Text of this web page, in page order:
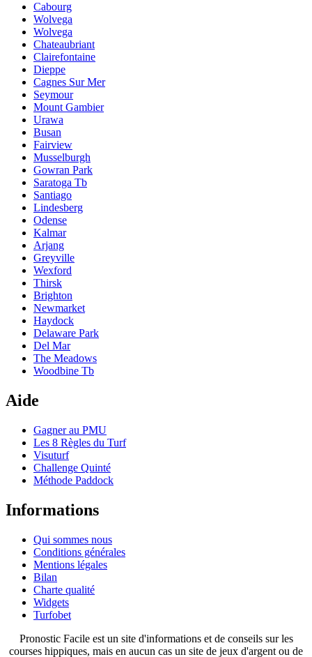
Cabourg
Wolvega
Wolvega
Chateaubriant
Clairefontaine
Dieppe
Cagnes Sur Mer
Seymour
Mount Gambier
Urawa
Busan
Fairview
Musselburgh
Gowran Park
Saratoga Tb
Santiago
Lindesberg
Odense
Kalmar
Arjang
Greyville
Wexford
Thirsk
Brighton
Newmarket
Haydock
Delaware Park
Del Mar
The Meadows
Woodbine Tb
Aide
Gagner au PMU
Les 8 Règles du Turf
Visuturf
Challenge Quinté
Méthode Paddock
Informations
Qui sommes nous
Conditions générales
Mentions légales
Bilan
Charte qualité
Widgets
Turfobet
Pronostic Facile est un site d'informations et de conseils sur les
courses hippiques, mais en aucun cas un site de jeux d'argent ou de